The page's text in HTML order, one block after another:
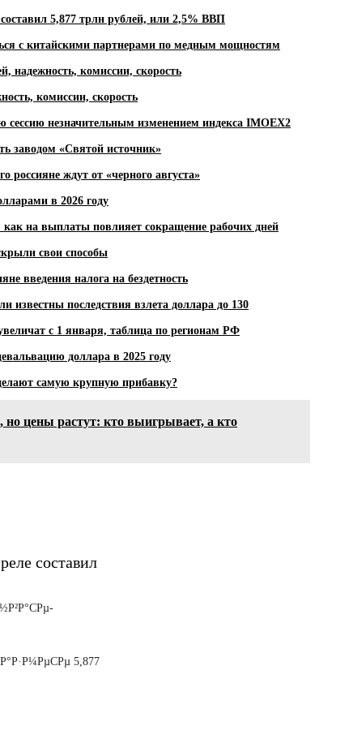
5,877 трлн рублей, или 2,5% ВВП
с китайскими партнерами по медным мощностям
надежность, комиссии, скорость
комиссии, скорость
незначительным изменением индекса IMOEX2
заводом «Святой источник»
россияне ждут от «черного августа»
в 2026 году
на выплаты повлияет сокращение рабочих дней
свои способы
введения налога на бездетность
известны последствия взлета доллара до 130
с 1 января, таблица по регионам РФ
доллара в 2025 году
самую крупную прибавку?
но цены растут: кто выигрывает, а кто
составил
5,877